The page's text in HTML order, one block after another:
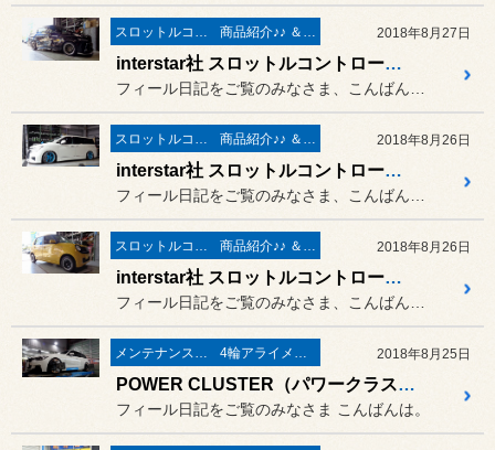
スロットルコントローラー＆サブコンピューター パワー＆レスポンスアップ系 商品紹介♪♪ ＆ ”フィール”からのお知らせ。 2018年8月27日
interstar社 スロットルコントローラー PPT3 取付 ／ トヨタ ヴェルファイア AGH35W
スロットルコントローラー＆サブコンピューター パワー＆レスポンスアップ系 商品紹介♪♪ ＆ ”フィール”からのお知らせ。 2018年8月26日
interstar社 スロットルコントローラー PPT3 取付 ／ 日産 エルグランド E52
スロットルコントローラー＆サブコンピューター パワー＆レスポンスアップ系 商品紹介♪♪ ＆ ”フィール”からのお知らせ。 2018年8月26日
interstar社 スロットルコントローラー PPT3 取付 ／ ホンダ N-ONE（エヌワン）
メンテナンス＆ケミカル 4輪アライメント測定＆調整 2018年8月25日
POWER CLUSTER（パワークラスター）エンジンオイル交換＆４輪アライメント測定＆調整作業 ／ BMW F31 320d ツーリング
フィール日記をご覧のみなさま こんばんは。